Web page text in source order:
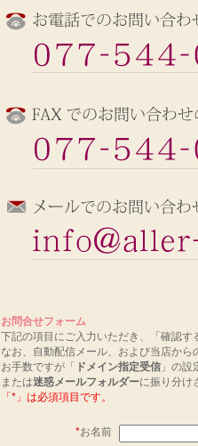
お問合せフォーム
下記の項目にご入力いただき、「確認す
なお、自動配信メール、および当店から
お手数ですが「
ドメイン指定受信 」の設
または迷惑メールフォルダーに振り分け
「 * 」は必須項目です。
*お名前